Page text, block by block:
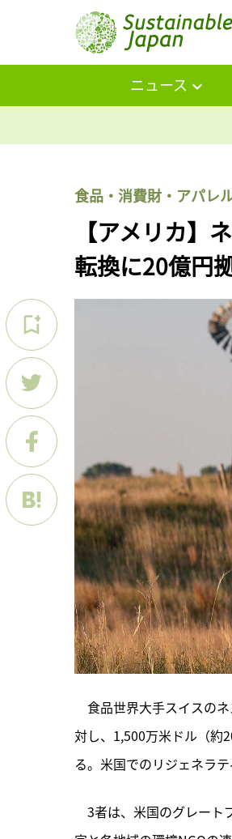
ニュース
食品・消費財・アパレ
【アメリカ】
転換に20億円
食品世界大手スイスの
対し、1,500万米ドル（約
る。米国でのリジェネラ
3者は、 米国のグレート